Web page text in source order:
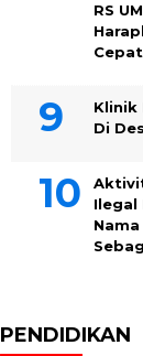
RS
Cepat
Klinik
Di
Ilegal
PENDIDIKAN